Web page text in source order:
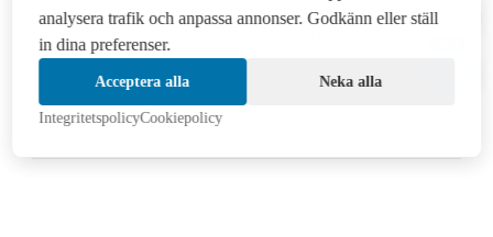
provision om du genomför ett köp via dessa
länkar, utan extra kostnad för dig.
Om du har problem med spelberoende kan du få
hjälp
analysera trafik och anpassa annonser. Godkänn eller ställ
in dina preferenser.
Acceptera alla Neka alla
IntegritetspolicyCookiepolicy